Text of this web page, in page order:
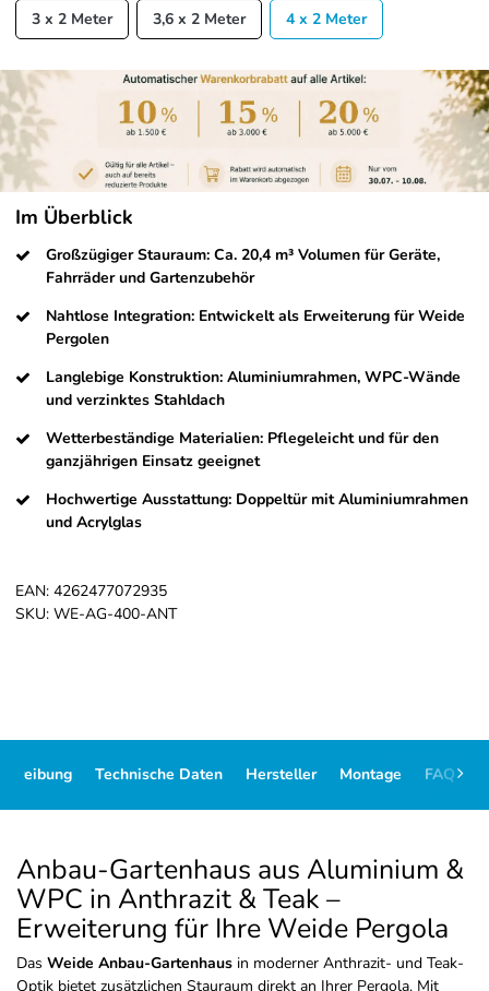
3 x 2 Meter
3,6 x 2 Meter 4 x 2 Meter
Im Überblick
Großzügiger Stauraum: Ca. 20,4 m³ Volumen für Geräte,
Fahrräder und Gartenzubehör
Nahtlose Integration: Entwickelt als Erweiterung für Weide
Pergolen
Langlebige Konstruktion: Aluminiumrahmen, WPC-Wände
und verzinktes Stahldach
Wetterbeständige Materialien: Pflegeleicht und für den
ganzjährigen Einsatz geeignet
Hochwertige Ausstattung: Doppeltür mit Aluminiumrahmen
und Acrylglas
EAN: 4262477072935
SKU: WE-AG-400-ANT
Technische Daten Hersteller Montage FAQ
Anbau-Gartenhaus aus Aluminium &
WPC in Anthrazit & Teak –
Erweiterung für Ihre Weide Pergola
Das Weide Anbau-Gartenhaus in moderner Anthrazit- und Teak-
Optik bietet zusätzlichen Stauraum direkt an Ihrer Pergola. Mit